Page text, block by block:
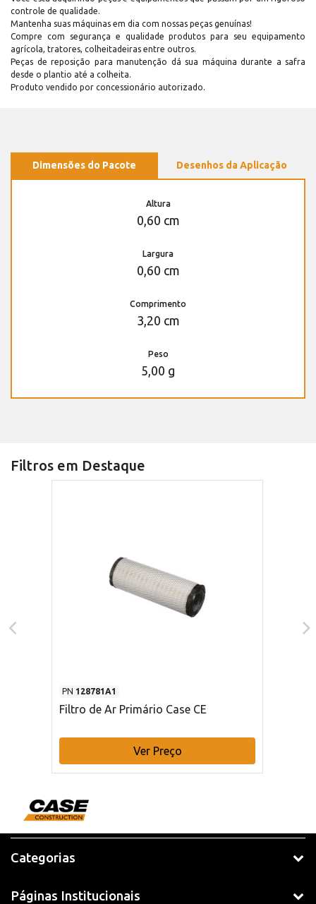
controle de qualidade.
Mantenha suas máquinas em dia com nossas peças genuínas!
Compre com segurança e qualidade produtos para seu equipamento
agrícola, tratores, colheitadeiras entre outros.
Peças de reposição para manutenção dá sua máquina durante a safra
desde o plantio até a colheita.
Produto vendido por concessionário autorizado.
Dimensões do Pacote Desenhos da Aplicação
Altura
0,60 cm
Largura
0,60 cm
Comprimento
3,20 cm
Peso
5,00 g
Filtros em Destaque
PN 128781A1
Filtro de Ar Primário Case CE
Ver Preço
Categorias
Páginas Institucionais